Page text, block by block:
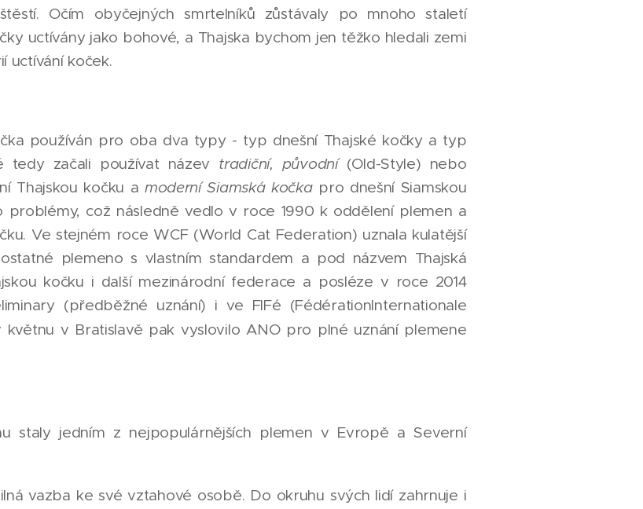
Očím obyčejných smrtelníků zůstávaly po mnoho staletí
uctívány jako bohové, a Thajska bychom jen těžko hledali zemi
uctívání koček.
používán pro oba dva typy - typ dnešní Thajské kočky a typ
tedy začali používat název tradiční, původní(Old-Style) nebo
Thajskou kočku a moderní Siamská kočkapro dnešní Siamskou
problémy, což následně vedlo v roce 1990 k oddělení plemen a
Ve stejném roce WCF (World Cat Federation) uznala kulatější
plemeno s vlastním standardem a pod názvem Thajská
kočku i další mezinárodní federace a posléze v roce 2014
(předběžné uznání) i ve FIFé (FédérationInternationale
květnu v Bratislavě pak vyslovilo ANO pro plné uznání plemene
staly jedním z nejpopulárnějších plemen v Evropě a Severní
vazba ke své vztahové osobě. Do okruhu svých lidí zahrnuje i